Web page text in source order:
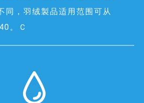
同，羽绒製品适用范围可从
。Ｃ